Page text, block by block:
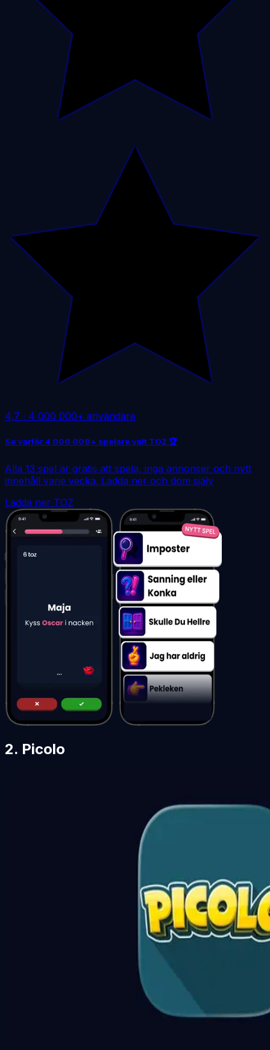
4,7 · 4 000 000+ användare
Se varför 4 000 000+ spelare valt TOZ 🏆
Alla 13 spel är gratis att spela, inga annonser och nytt
innehåll varje vecka. Ladda ner och döm själv
Ladda ner TOZ
2. Picolo